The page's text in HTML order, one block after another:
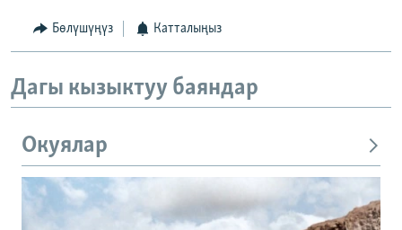
Бөлүшүңүз Катталыңыз
Дагы кызыктуу баяндар
Окуялар